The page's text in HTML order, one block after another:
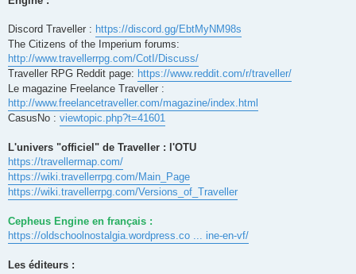
Discord Traveller : https://discord.gg/EbtMyNM98s
The Citizens of the Imperium forums:
http://www.travellerrpg.com/CotI/Discuss/
Traveller RPG Reddit page: https://www.reddit.com/r/traveller/
Le magazine Freelance Traveller :
http://www.freelancetraveller.com/magazine/index.html
CasusNo : viewtopic.php?t=41601
L'univers "officiel" de Traveller : l'OTU
https://travellermap.com/
https://wiki.travellerrpg.com/Main_Page
https://wiki.travellerrpg.com/Versions_of_Traveller
Cepheus Engine en français :
https://oldschoolnostalgia.wordpress.co ... ine-en-vf/
Les éditeurs :